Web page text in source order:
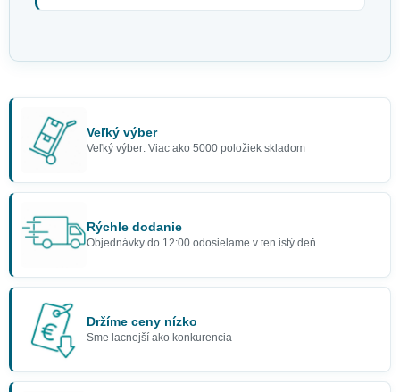
Veľký výber
Veľký výber: Viac ako 5000 položiek skladom
Rýchle dodanie
Objednávky do 12:00 odosielame v ten istý deň
Držíme ceny nízko
Sme lacnejší ako konkurencia